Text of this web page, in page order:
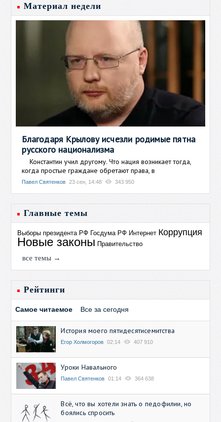
Материал недели
Благодаря Крылову исчезли родимые пятна
русского национализма
Константин учил другому. Что нация возникает тогда,
когда простые граждане обретают права, в
Павел Святенков 23 сен, 14:48 343 950
Главные темы
Выборы президента РФ Госдума РФ Интернет Коррупция
Новые законы Правительство
все темы →
Рейтинги
Самое читаемое Все за сегодня
История моего пятидесятисемитства
Егор Холмогоров 02:14 407 910
Уроки Навального
Павел Святенков 01:14 364 638
Всё, что вы хотели знать о педофилии, но
боялись спросить